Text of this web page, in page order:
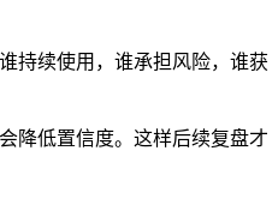
持续使用，谁承担风险，谁获
降低置信度。这样后续复盘才